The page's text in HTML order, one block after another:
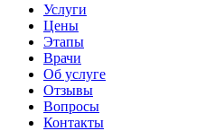
Услуги
Цены
Этапы
Врачи
Об услуге
Отзывы
Вопросы
Контакты